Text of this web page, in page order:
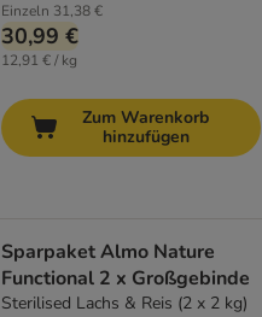
Einzeln 31,38 €
30,99 €
12,91 € / kg
Zum Warenkorb
hinzufügen
Sparpaket Almo Nature
Functional 2 x Großgebinde
Sterilised Lachs & Reis (2 x 2 kg)